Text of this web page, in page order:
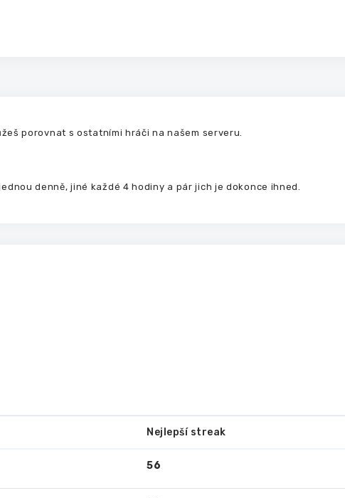
porovnat s ostatními hráči na našem serveru.
denně, jiné každé 4 hodiny a pár jich je dokonce ihned.
Nejlepší streak
56